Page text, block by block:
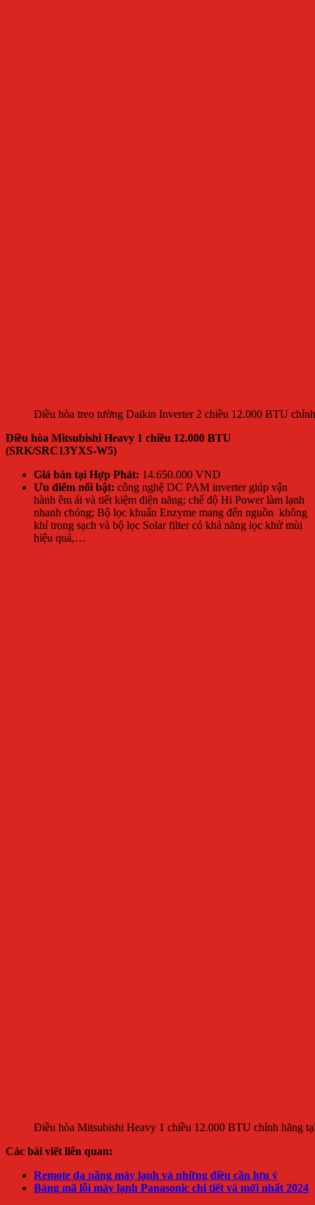
Điều hòa treo tường Daikin Inverter 2 chiều 12.000 BTU
Điều hòa Mitsubishi Heavy 1 chiều 12.000 BTU
(SRK/SRC13YXS-W5)
Giá bán tại Hợp Phát: 14.650.000 VND
Ưu điểm nổi bật: công nghệ DC PAM inverter giúp vận
hành êm ái và tiết kiệm điện năng; chế độ Hi Power làm lạnh
nhanh chóng; Bộ lọc khuẩn Enzyme mang đến nguồn không
khí trong sạch và bộ lọc Solar filter có khả năng lọc khử mùi
hiệu quả,…
Điều hòa Mitsubishi Heavy 1 chiều 12.000 BTU chính hãng
Các bài viết liên quan:
Remote đa năng máy lạnh và những điều cần lưu ý
Bảng mã lỗi máy lạnh Panasonic chi tiết và mới nhất 2024